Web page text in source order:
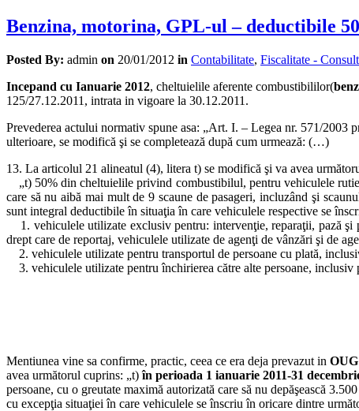
Benzina, motorina, GPL-ul – deductibile
Posted By: admin on 20/01/2012 in Contabilitate, Fiscalitate -
Incepand cu Ianuarie 2012, cheltuielile aferente combustibililor(
125/27.12.2011, intrata in vigoare la 30.12.2011.
Prevederea actului normativ spune asa: „Art. I. – Legea nr. 571/
ulterioare, se modifică şi se completează după cum urmează: (…)
13. La articolul 21 alineatul (4), litera t) se modifică şi va avea
„t) 50% din cheltuielile privind combustibilul, pentru vehiculele
care să nu aibă mai mult de 9 scaune de pasageri, incluzând şi
sunt integral deductibile în situaţia în care vehiculele respective se
1. vehiculele utilizate exclusiv pentru: intervenţie, reparaţii, pază şi
drept care de reportaj, vehiculele utilizate de agenţi de vânzări şi de
2. vehiculele utilizate pentru transportul de persoane cu plată,
3. vehiculele utilizate pentru închirierea către alte persoane,
Mentiunea vine sa confirme, practic, ceea ce era deja prevazut in OUG
avea următorul cuprins: „t)în perioada 1 ianuarie 2011-31
persoane, cu o greutate maximă autorizată care să nu depăşească
cu excepţia situaţiei în care vehiculele se înscriu în oricare dintre